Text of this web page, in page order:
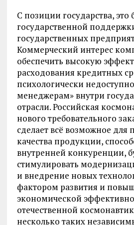
С позиции государства,
государственной
государственных
Коммерческий интерес
обеспечить высокую
расходования кредитных
психологически
менеджерам» внутри
отрасли. Российская
нового требовательного
сделает всё возможное
качества продукции,
внутренней конкуренции,
стимулировать
и внедрение новых
фактором развития и
экономической
отечественной
несколько таких